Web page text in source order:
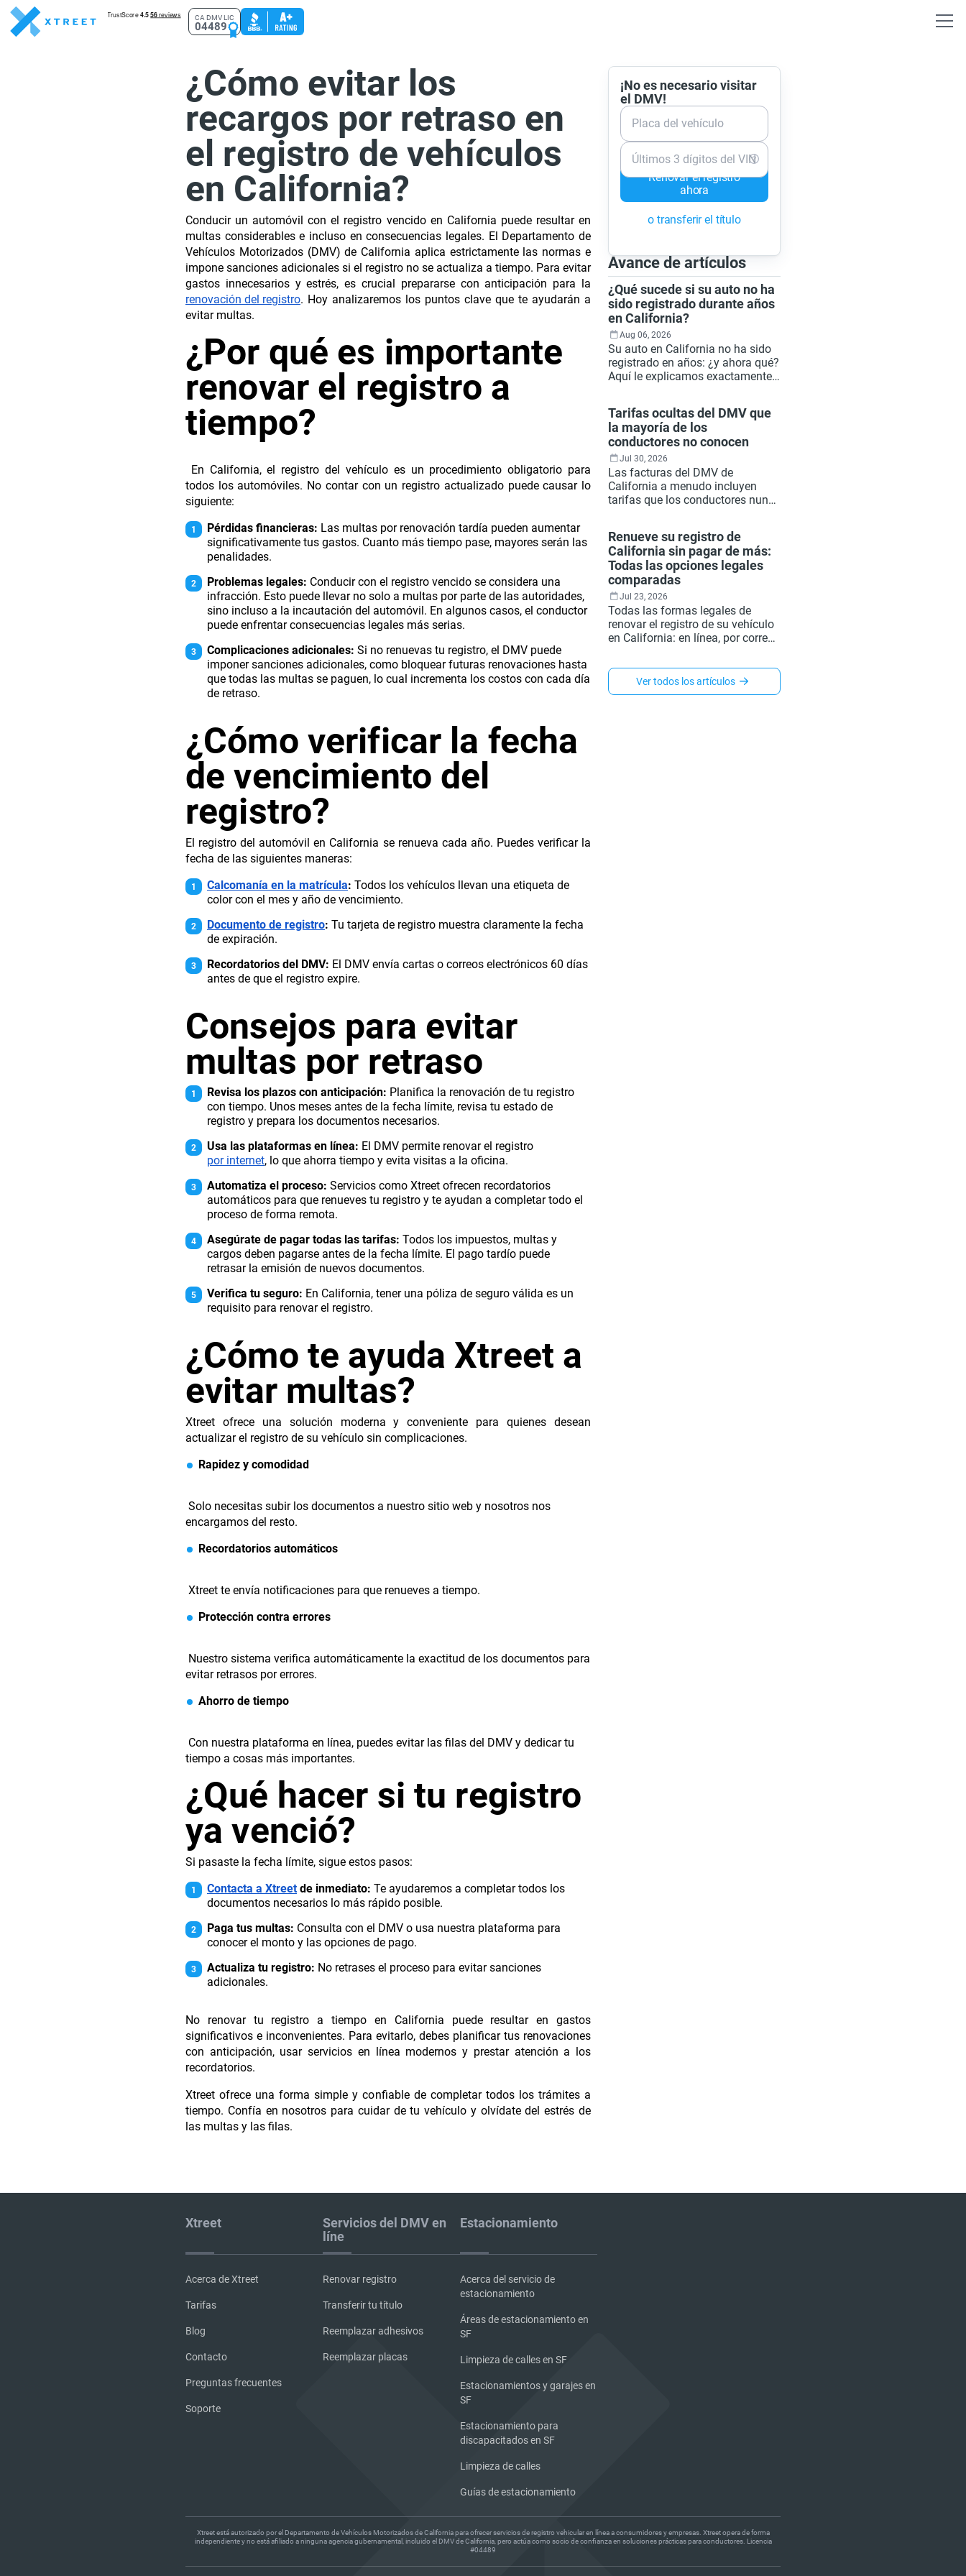
CA DMV LIC
04489
¿Cómo evitar los
recargos por retraso en
el registro de vehículos
en California?
Conducir un automóvil con el registro vencido en California puede resultar en
multas considerables e incluso en consecuencias legales. El Departamento de
Vehículos Motorizados (DMV) de California aplica estrictamente las normas e
impone sanciones adicionales si el registro no se actualiza a tiempo. Para evitar
gastos innecesarios y estrés, es crucial prepararse con anticipación para la
renovación del registro. Hoy analizaremos los puntos clave que te ayudarán a
evitar multas.
¿Por qué es importante
renovar el registro a
tiempo?
En California, el registro del vehículo es un procedimiento obligatorio para
todos los automóviles. No contar con un registro actualizado puede causar lo
siguiente:
Pérdidas financieras: Las multas por renovación tardía pueden aumentar
significativamente tus gastos. Cuanto más tiempo pase, mayores serán las
penalidades.
Problemas legales: Conducir con el registro vencido se considera una
infracción. Esto puede llevar no solo a multas por parte de las autoridades,
sino incluso a la incautación del automóvil. En algunos casos, el conductor
puede enfrentar consecuencias legales más serias.
Complicaciones adicionales: Si no renuevas tu registro, el DMV puede
imponer sanciones adicionales, como bloquear futuras renovaciones hasta
que todas las multas se paguen, lo cual incrementa los costos con cada día
de retraso.
¿Cómo verificar la fecha
de vencimiento del
registro?
El registro del automóvil en California se renueva cada año. Puedes verificar la
fecha de las siguientes maneras:
Calcomanía en la matrícula: Todos los vehículos llevan una etiqueta de
color con el mes y año de vencimiento.
Documento de registro: Tu tarjeta de registro muestra claramente la fecha
de expiración.
Recordatorios del DMV: El DMV envía cartas o correos electrónicos 60 días
antes de que el registro expire.
Consejos para evitar
multas por retraso
Revisa los plazos con anticipación: Planifica la renovación de tu registro
con tiempo. Unos meses antes de la fecha límite, revisa tu estado de
registro y prepara los documentos necesarios.
Usa las plataformas en línea: El DMV permite renovar el registro
por internet, lo que ahorra tiempo y evita visitas a la oficina.
Automatiza el proceso: Servicios como Xtreet ofrecen recordatorios
automáticos para que renueves tu registro y te ayudan a completar todo el
proceso de forma remota.
Asegúrate de pagar todas las tarifas: Todos los impuestos, multas y
cargos deben pagarse antes de la fecha límite. El pago tardío puede
retrasar la emisión de nuevos documentos.
Verifica tu seguro: En California, tener una póliza de seguro válida es un
requisito para renovar el registro.
¿Cómo te ayuda Xtreet a
evitar multas?
Xtreet ofrece una solución moderna y conveniente para quienes desean
actualizar el registro de su vehículo sin complicaciones.
Rapidez y comodidad
Solo necesitas subir los documentos a nuestro sitio web y nosotros nos
encargamos del resto.
Recordatorios automáticos
Xtreet te envía notificaciones para que renueves a tiempo.
Protección contra errores
Nuestro sistema verifica automáticamente la exactitud de los documentos para
evitar retrasos por errores.
Ahorro de tiempo
Con nuestra plataforma en línea, puedes evitar las filas del DMV y dedicar tu
tiempo a cosas más importantes.
¿Qué hacer si tu registro
ya venció?
Si pasaste la fecha límite, sigue estos pasos:
Contacta a Xtreetde inmediato: Te ayudaremos a completar todos los
documentos necesarios lo más rápido posible.
Paga tus multas: Consulta con el DMV o usa nuestra plataforma para
conocer el monto y las opciones de pago.
Actualiza tu registro: No retrases el proceso para evitar sanciones
adicionales.
No renovar tu registro a tiempo en California puede resultar en gastos
significativos e inconvenientes. Para evitarlo, debes planificar tus renovaciones
con anticipación, usar servicios en línea modernos y prestar atención a los
recordatorios.
Xtreet ofrece una forma simple y confiable de completar todos los trámites a
tiempo. Confía en nosotros para cuidar de tu vehículo y olvídate del estrés de
las multas y las filas.
¡No es necesario visitar
el DMV!
Placa del vehículo
Últimos 3 dígitos del VIN
Renovar el registro
ahora
o transferir el título
Avance de artículos
¿Qué sucede si su auto no ha
sido registrado durante años
en California?
Aug 06, 2026
Su auto en California no ha sido
registrado en años: ¿y ahora qué?
Aquí le explicamos exactamente
estado legal y qué puede
gestionar Xtreet por usted en
línea.
Tarifas ocultas del DMV que
la mayoría de los
conductores no conocen
Jul 30, 2026
Las facturas del DMV de
California a menudo incluyen
tarifas que los conductores nunca
evitables si conoce las reglas.
Aquí tiene cada cargo oculto que
vale la pena conocer antes de su
próxima renovación.
Renueve su registro de
California sin pagar de más:
Todas las opciones legales
comparadas
Jul 23, 2026
Todas las formas legales de
renovar el registro de su vehículo
en California: en línea, por correo,
autorizado del DMV. Esto es lo
que realmente cuesta cada
opción, cuánto tarda y cuándo
Ver todos los artículos
Xtreet
Acerca de Xtreet
Tarifas
Blog
Contacto
Preguntas frecuentes
Soporte
Servicios del DMV en
líne
Renovar registro
Transferir tu título
Reemplazar adhesivos
Reemplazar placas
Estacionamiento
Acerca del servicio de
estacionamiento
Áreas de estacionamiento en
SF
Limpieza de calles en SF
Estacionamientos y garajes en
SF
Estacionamiento para
discapacitados en SF
Limpieza de calles
Guías de estacionamiento
Xtreet está autorizado por el Departamento de Vehículos Motorizados de California para ofrecer servicios de registro vehicular en línea a consumidores y empresas. Xtreet opera de forma
independiente y no está afiliado a ninguna agencia gubernamental, incluido el DMV de California, pero actúa como socio de confianza en soluciones prácticas para conductores. Licencia
#04489